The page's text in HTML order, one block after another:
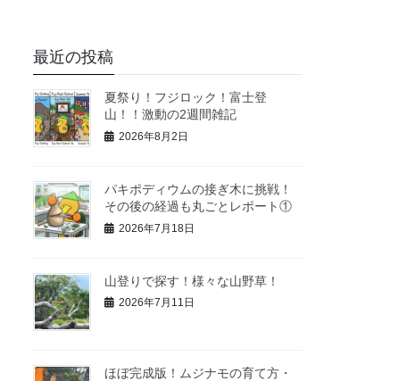
最近の投稿
夏祭り！フジロック！富士登
山！！激動の2週間雑記
2026年8月2日
パキポディウムの接ぎ木に挑戦！
その後の経過も丸ごとレポート①
2026年7月18日
山登りで探す！様々な山野草！
2026年7月11日
ほぼ完成版！ムジナモの育て方・